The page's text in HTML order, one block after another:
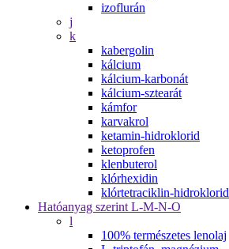
izoflurán
j
k
kabergolin
kálcium
kálcium-karbonát
kálcium-sztearát
kámfor
karvakrol
ketamin-hidroklorid
ketoprofen
klenbuterol
klórhexidin
klórtetraciklin-hidroklorid
Hatóanyag szerint L-M-N-O
l
100% természetes lenolaj